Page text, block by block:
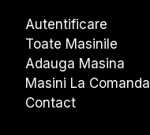
Autentificare
Toate Masinile
Adauga Masina
Masini La Comanda
Contact